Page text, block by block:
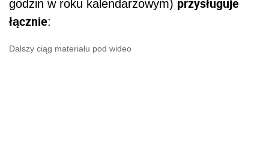
godzin w roku kalendarzowym)
łącznie:
Dalszy ciąg materiału pod wideo